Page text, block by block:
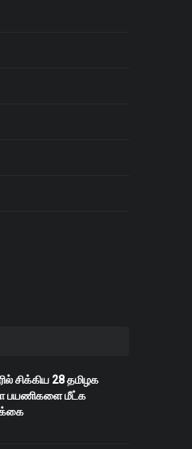
சிக்கிய 28 தமிழக
பயணிகளை மீட்க